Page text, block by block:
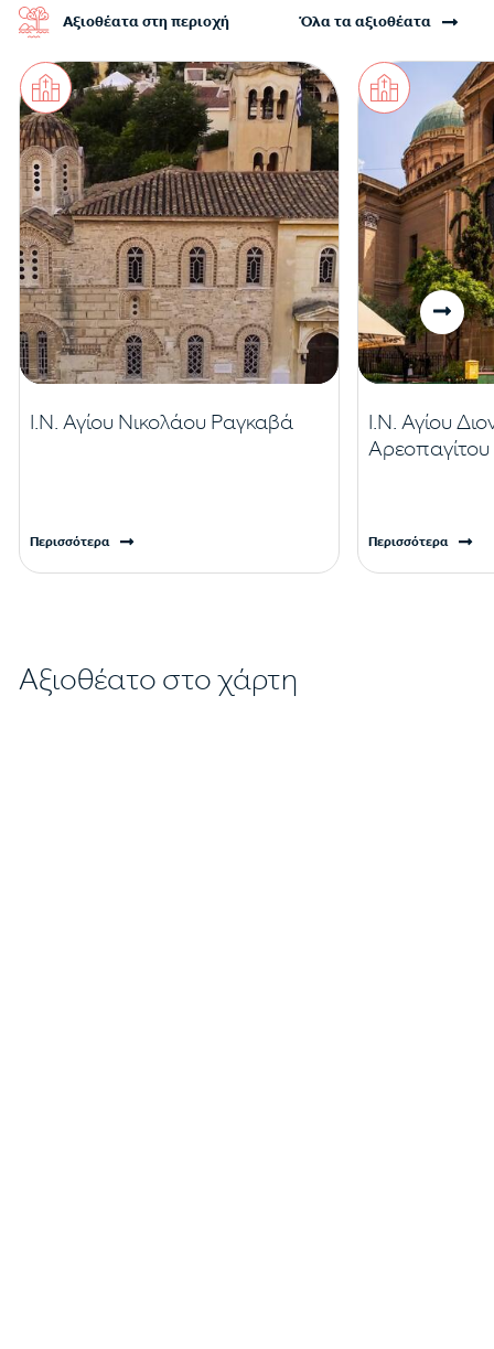
Αξιοθέατα στη περιοχή Όλα τα αξιοθέατα
Ι.Ν. Αγίου Νικολάου Ραγκαβά
Περισσότερα
Ι.Ν. Αγίου
Αρεοπαγίτου
Περισσότερα
Αξιοθέατο στο χάρτη